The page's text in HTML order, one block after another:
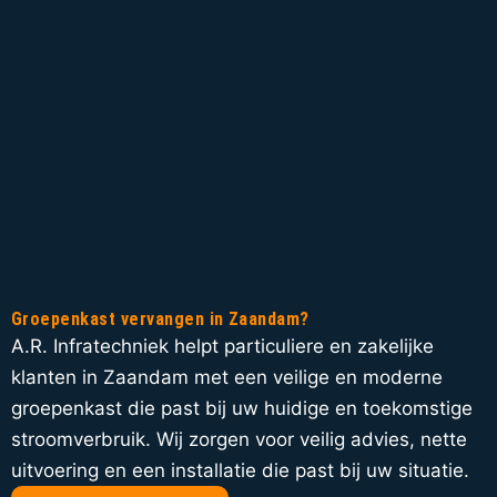
Groepenkast vervangen in Zaandam?
A.R. Infratechniek helpt particuliere en zakelijke
klanten in Zaandam met een veilige en moderne
groepenkast die past bij uw huidige en toekomstige
stroomverbruik. Wij zorgen voor veilig advies, nette
uitvoering en een installatie die past bij uw situatie.